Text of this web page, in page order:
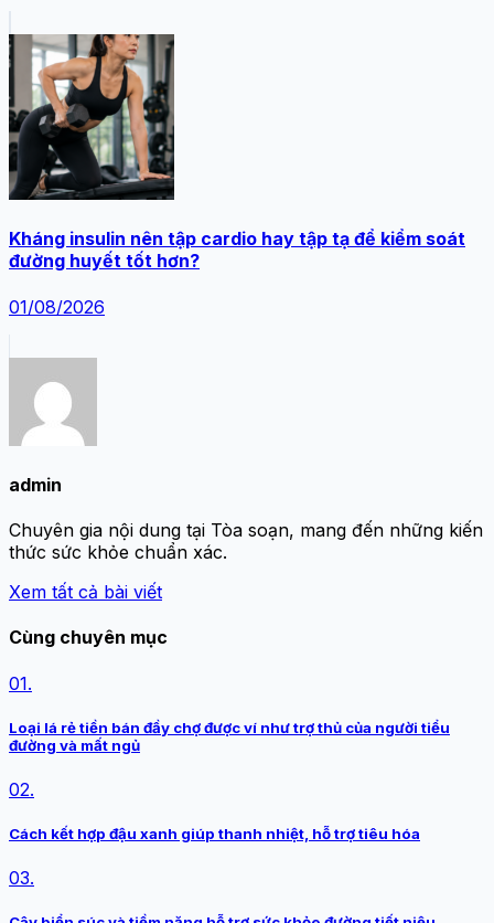
Kháng insulin nên tập cardio hay tập tạ để kiểm soát
đường huyết tốt hơn?
01/08/2026
admin
Chuyên gia nội dung tại Tòa soạn, mang đến những kiến
thức sức khỏe chuẩn xác.
Xem tất cả bài viết
Cùng chuyên mục
01.
Loại lá rẻ tiền bán đầy chợ được ví như trợ thủ của người tiểu
đường và mất ngủ
02.
Cách kết hợp đậu xanh giúp thanh nhiệt, hỗ trợ tiêu hóa
03.